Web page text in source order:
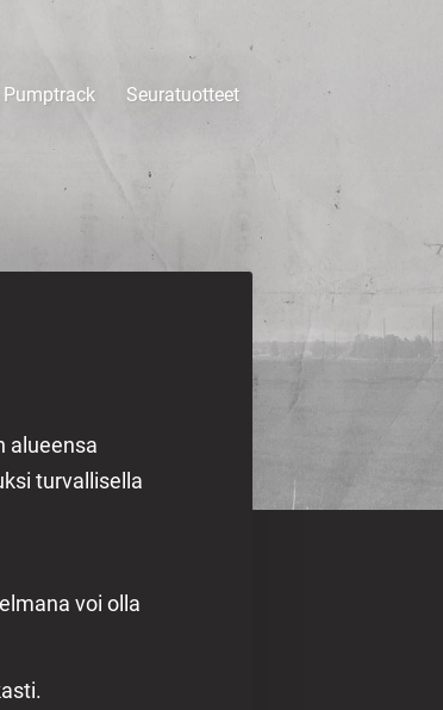
Pumptrack
Seuratuotteet
alueensa
turvallisella
voi olla